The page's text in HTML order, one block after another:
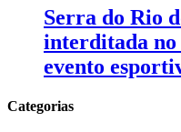
Serra do Rio
interditada no
evento
Categorias